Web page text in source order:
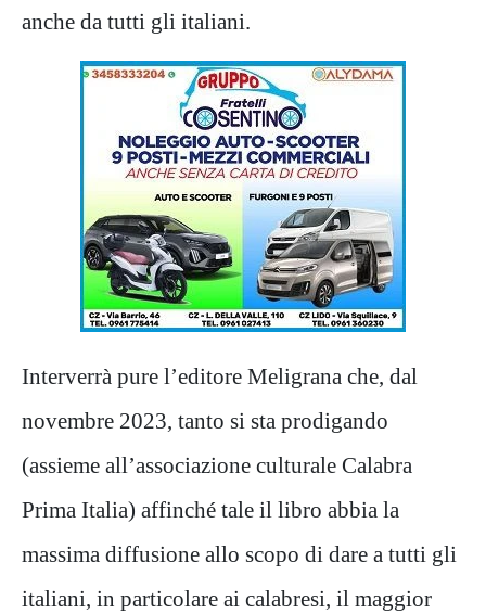
anche da tutti gli italiani.
Interverrà pure l’editore Meligrana che, dal
novembre 2023, tanto si sta prodigando
(assieme all’associazione culturale Calabra
Prima Italia) affinché tale il libro abbia la
massima diffusione allo scopo di dare a tutti gli
italiani, in particolare ai calabresi, il maggior